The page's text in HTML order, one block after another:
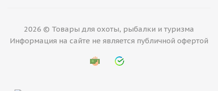
2026 © Товары для охоты, рыбалки и туризма
Информация на сайте не является публичной офертой